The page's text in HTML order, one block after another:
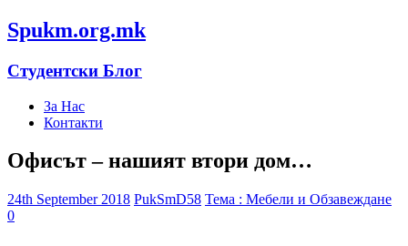
Spukm.org.mk
Студентски Блог
За Нас
Контакти
Офисът – нашият втори дом…
24th September 2018 PukSmD58 Тема : Мебели и Обзавеждане
0